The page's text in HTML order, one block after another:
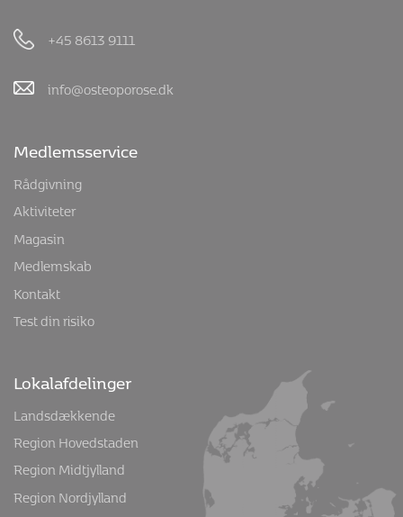
+45 8613 9111
info@osteoporose.dk
Medlemsservice
Rådgivning
Aktiviteter
Magasin
Medlemskab
Kontakt
Test din risiko
Lokalafdelinger
Landsdækkende
Region Hovedstaden
Region Midtjylland
Region Nordjylland